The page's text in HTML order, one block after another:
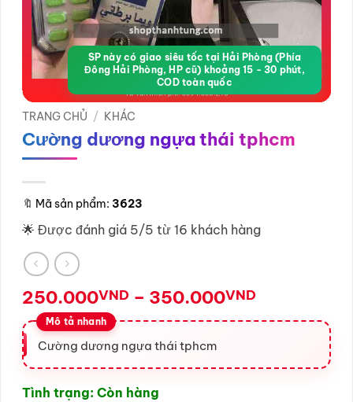
SP này có giao siêu tốc tại Hải Phòng (Phía
Đông Hải Phòng, HP cũ) khoảng 15 - 30 phút,
COD toàn quốc
TRANG CHỦ / KHÁC
Cường dương ngựa thái tphcm
🔖 Mã sản phẩm: 3623
🌟 Được đánh giá 5/5 từ 16 khách hàng
250.000VND – 350.000VND
đến
Cường dương ngựa thái tphcm
Tình trạng: Còn hàng